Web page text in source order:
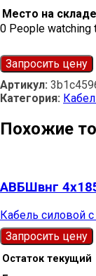
Место на складе
0 People watching
Запросить цену
Артикул:
Категория:
Похожие
АВБШвнг
Кабель силовой
Запросить цену
Остаток текущий